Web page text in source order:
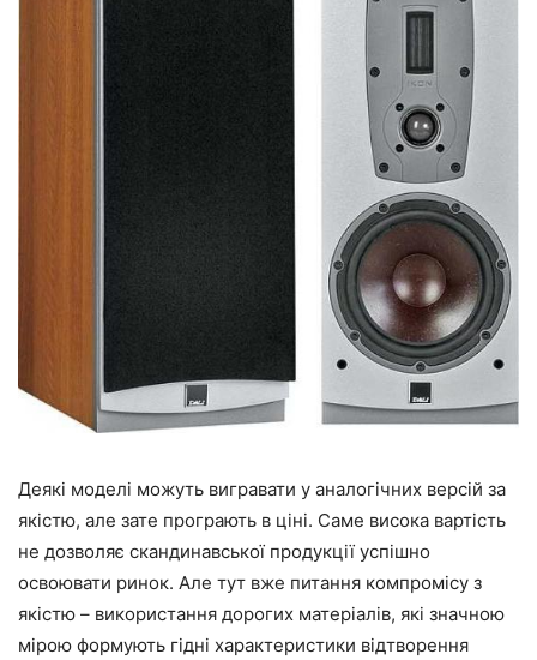
Деякі моделі можуть вигравати у аналогічних версій за
якістю, але зате програють в ціні. Саме висока вартість
не дозволяє скандинавської продукції успішно
освоювати ринок. Але тут вже питання компромісу з
якістю – використання дорогих матеріалів, які значною
мірою формують гідні характеристики відтворення